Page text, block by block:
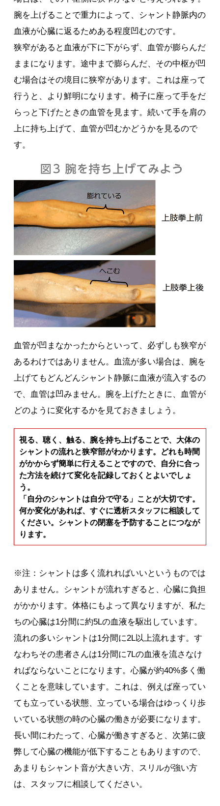
腕を上げることで重力によって、シャント静脈内の
血液が心臓に返るためある程度凹むのです。
狭窄があると血液が下に下がらず、血管が膨らんだ
ままになります。途中まで膨らんだ、その中枢が凹
む場合はその境目に狭窄があります。これは座って
行うと、より鮮明になります。椅子に座って手をだ
らっと下げたときの血管を見ます。続いて手を肩の
上に持ち上げて、血管が凹むかどうかを見るので
す。
血管が凹まなかったからといって、必ずしも狭窄が
あるわけではありません。血流が多い場合は、腕を
上げてもどんどんシャント静脈に血液が流入するの
で、血管は凹みません。腕を上げたときに、血管が
どのように変化するかを見ておきましょう。
視る、聴く、触る、腕を持ち上げることで、大体の
シャントの流れと狭窄部がわかります。どれも時間
がかからず簡単に行えることですので、自分に合っ
た方法を続けて変化を記録しておくとよいでしょ
う。
「自分のシャントは自分で守る」ことが大切です。
何か変化があれば、すぐに透析スタッフに相談して
ください。シャントの閉塞を予防することにつなが
ります。
※注：シャントは多く流れればいいというものでは
ありません。シャントが流れすぎると、心臓に負担
がかかります。体格にもよって異なりますが、私た
ちの心臓は1分間に約5Lの血液を駆出しています。
流れの多いシャントは1分間に2L以上流れます。す
なわちその患者さんは1分間に7Lの血液を流さなけ
ればならないことになります。心臓が約40%多く働
くことを意味しています。これは、例えば座ってい
ても立っている状態、立っている場合はゆっくり歩
いている状態の時の心臓の働きが必要になります。
長い間にわたって、心臓が働きすぎると、次第に疲
弊して心臓の機能が低下することもありますので、
あまりもシャント音が大きい方、スリルが強い方
は、スタッフに相談してください。